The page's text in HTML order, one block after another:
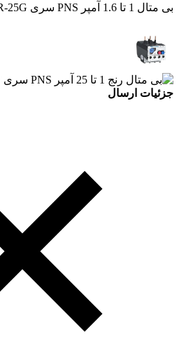
بی متال 1 تا 1.6 آمپر PNS سری PNR-25G
جزئیات ارسال